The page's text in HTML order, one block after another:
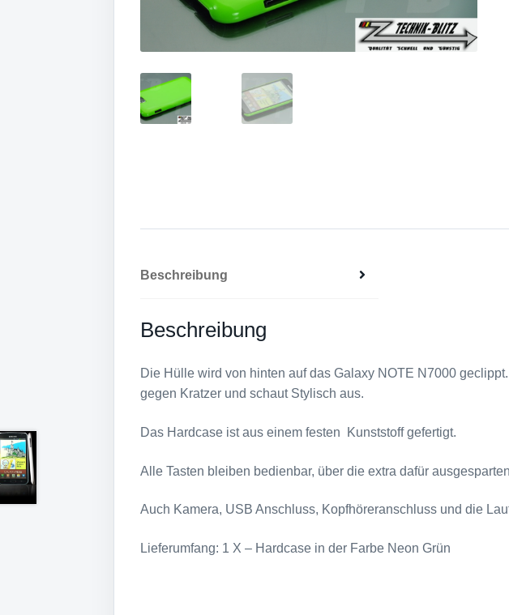
Beschreibung
Beschreibung
Die Hülle wird von hinten auf das Galaxy NOTE N7000
gegen Kratzer und schaut Stylisch aus.
Das Hardcase ist aus einem festen Kunststoff gefertigt.
Alle Tasten bleiben bedienbar, über die extra dafür
Auch Kamera, USB Anschluss, Kopfhöreranschluss und die
Lieferumfang: 1 X – Hardcase in der Farbe Neon Grün